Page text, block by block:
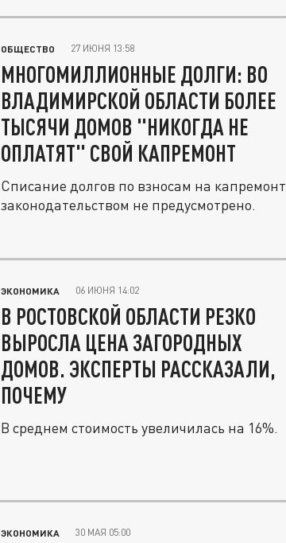
ОБЩЕСТВО 27 ИЮНЯ 13:58
МНОГОМИЛЛИОННЫЕ ДОЛГИ: ВО
ВЛАДИМИРСКОЙ ОБЛАСТИ БОЛЕЕ
ТЫСЯЧИ ДОМОВ "НИКОГДА НЕ
ОПЛАТЯТ" СВОЙ КАПРЕМОНТ
Списание долгов по взносам на капремонт
законодательством не предусмотрено.
ЭКОНОМИКА 06 ИЮНЯ 14:02
В РОСТОВСКОЙ ОБЛАСТИ РЕЗКО
ВЫРОСЛА ЦЕНА ЗАГОРОДНЫХ
ДОМОВ. ЭКСПЕРТЫ РАССКАЗАЛИ,
ПОЧЕМУ
В среднем стоимость увеличилась на 16%.
ЭКОНОМИКА 30 МАЯ 05:00